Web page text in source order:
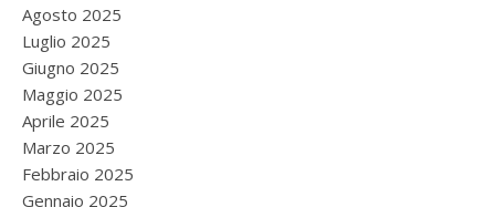
Agosto 2025
Luglio 2025
Giugno 2025
Maggio 2025
Aprile 2025
Marzo 2025
Febbraio 2025
Gennaio 2025